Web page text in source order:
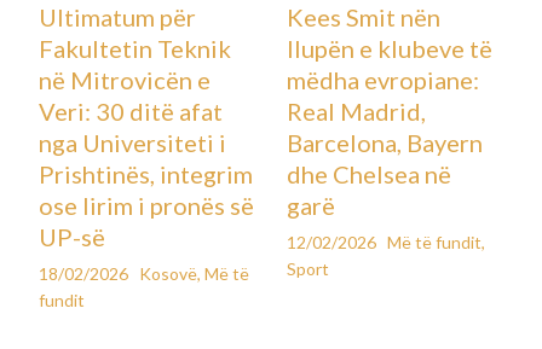
Ultimatum për
Fakultetin Teknik
në Mitrovicën e
Veri: 30 ditë afat
nga Universiteti i
Prishtinës, integrim
ose lirim i pronës së
UP-së
18/02/2026 Kosovë,Më të
fundit
Kees Smit nën
llupën e klubeve të
mëdha evropiane:
Real Madrid,
Barcelona, Bayern
dhe Chelsea në
garë
12/02/2026 Më të fundit,
Sport